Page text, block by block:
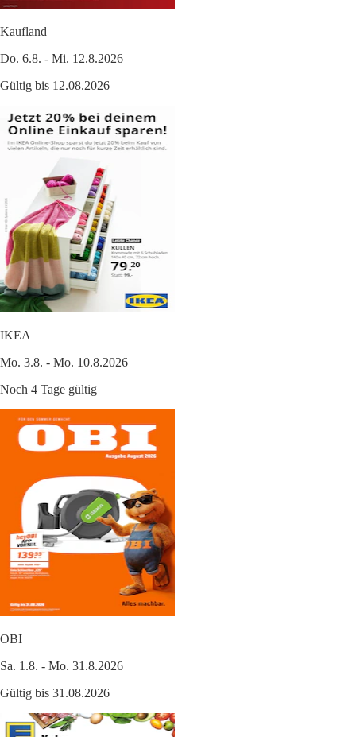
Kaufland
Do. 6.8. - Mi. 12.8.2026
Gültig bis 12.08.2026
IKEA
Mo. 3.8. - Mo. 10.8.2026
Noch 4 Tage gültig
OBI
Sa. 1.8. - Mo. 31.8.2026
Gültig bis 31.08.2026